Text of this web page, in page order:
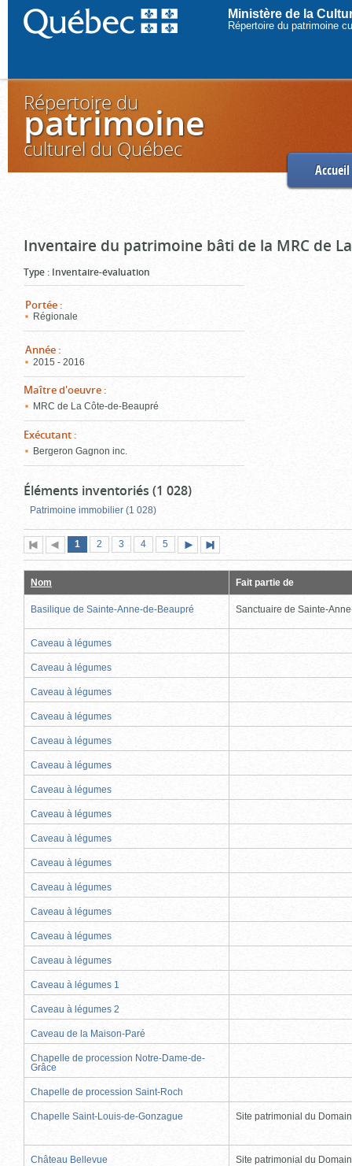
Ministère de la
Répertoire du patrimoine
Répertoire du
patrimoine
culturel du Québec
Accueil
Inventaire du patrimoine bâti de la MRC de
Type : Inventaire-évaluation
Portée :
Régionale
Année :
2015 - 2016
Maître d'oeuvre :
MRC de La Côte-de-Beaupré
Exécutant :
Bergeron Gagnon inc.
Éléments inventoriés (1 028)
Patrimoine immobilier (1 028)
Première
page
Page
précédente
Page
1 (page
actuelle)
Page
2 Page
3 Page
4 Page
5
suivante
page
Nom Fait partie de
Basilique de Sainte-Anne-de-Beaupré Sanctuaire de Sainte-
Caveau à légumes
Caveau à légumes
Caveau à légumes
Caveau à légumes
Caveau à légumes
Caveau à légumes
Caveau à légumes
Caveau à légumes
Caveau à légumes
Caveau à légumes
Caveau à légumes
Caveau à légumes
Caveau à légumes
Caveau à légumes
Caveau à légumes 1
Caveau à légumes 2
Caveau de la Maison-Paré
Chapelle de procession Notre-Dame-de-
Grâce
Chapelle de procession Saint-Roch
Chapelle Saint-Louis-de-Gonzague Site patrimonial du
Château Bellevue Site patrimonial du